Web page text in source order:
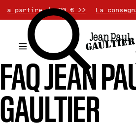
da 90 € >> La
FAQ JEAN
GAULTIER